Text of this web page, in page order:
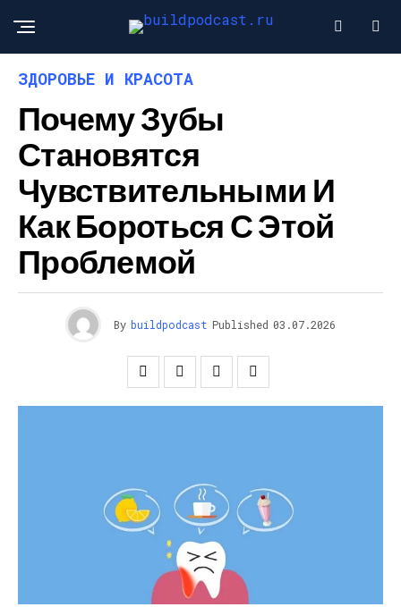
ЗДОРОВЬЕ И КРАСОТА
Почему Зубы
Становятся
Чувствительными И
Как Бороться С Этой
Проблемой
By buildpodcast Published 03.07.2026